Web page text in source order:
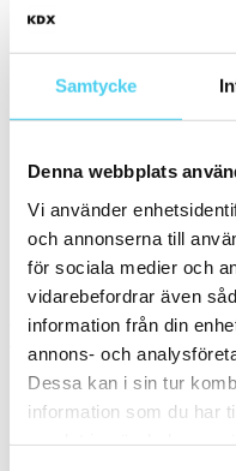
Samtycke
Denna webbplats
Vi använder
och annonserna till
för sociala medier och
vidarebefordrar även
information från din
annons- och
Dessa kan i sin tur
information som du har
ca 30x30
ca 30x60
50x50 cm
Stora (60 - 120 cm)(8)
ca 60x(8)
ca 60x30
Yta
Välj önskad yta:
Matt(11)